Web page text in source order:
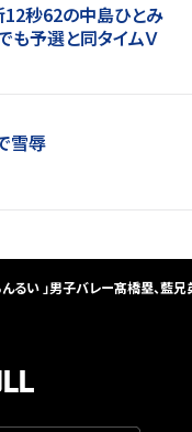
12秒62の中島ひとみ
も予選と同タイムＶ
雪辱
んるい 」男子バレー髙橋塁、藍